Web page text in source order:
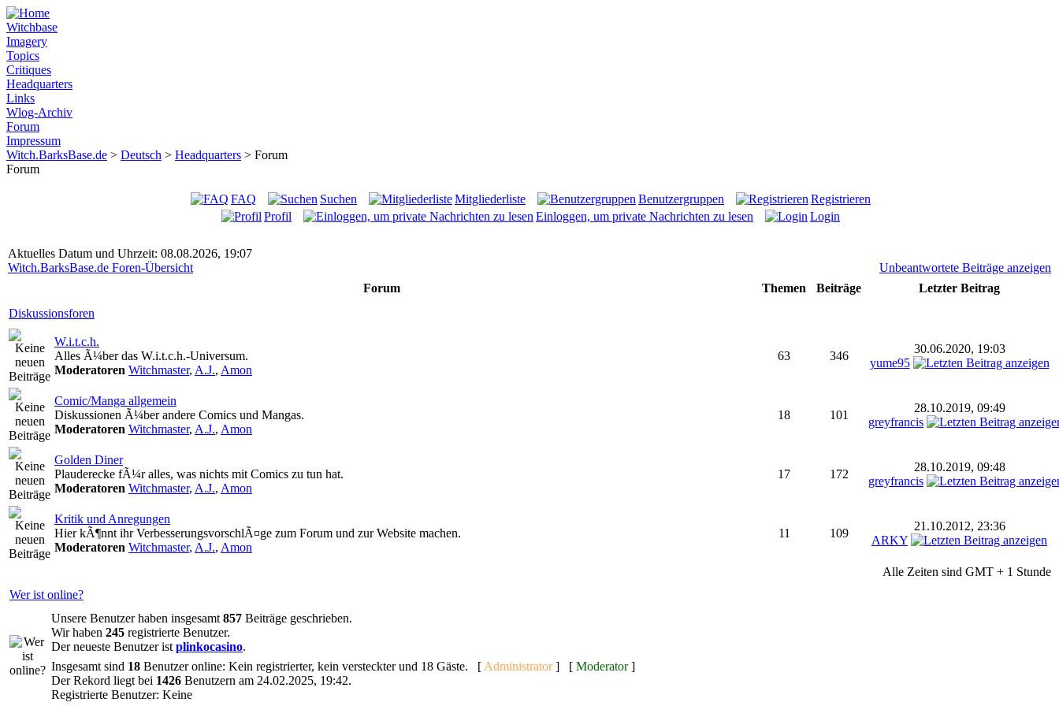
Witchbase
Imagery
Topics
Critiques
Headquarters
Links
Wlog-Archiv
Forum
Impressum
Witch.BarksBase.de > Deutsch > Headquarters > Forum
Forum
FAQ Suchen Mitgliederliste Benutzergruppen
Registrieren
Profil
Einloggen, um private Nachrichten zu lesen Login
Aktuelles Datum und Uhrzeit: 08.08.2026, 19:07
Witch.BarksBase.de Foren-Übersicht
Unbeantwortete Beiträge anzeigen
Forum
Themen Beiträge
Letzter Beitrag
Diskussionsforen
W.i.t.c.h.
Alles Ã¼ber das W.i.t.c.h.-Universum.
Moderatoren Witchmaster, A.J., Amon
63 346
30.06.2020, 19:03
yume95
Comic/Manga allgemein
Diskussionen Ã¼ber andere Comics und Mangas.
Moderatoren Witchmaster, A.J., Amon
18 101
28.10.2019, 09:49
greyfrancis
Golden Diner
Plauderecke fÃ¼r alles, was nichts mit Comics zu tun hat.
Moderatoren Witchmaster, A.J., Amon
17 172
28.10.2019, 09:48
greyfrancis
Kritik und Anregungen
Hier kÃ¶nnt ihr VerbesserungsvorschlÃ¤ge zum Forum und zur Website machen.
Moderatoren Witchmaster, A.J., Amon
11 109
21.10.2012, 23:36
ARKY
Alle Zeiten sind GMT + 1 Stunde
Wer ist online?
Unsere Benutzer haben insgesamt 857 Beiträge geschrieben.
Wir haben 245 registrierte Benutzer.
Der neueste Benutzer ist plinkocasino.
Insgesamt sind 18 Benutzer online: Kein registrierter, kein versteckter und 18 Gäste. [ Administrator] [ Moderator]
Der Rekord liegt bei 1426 Benutzern am 24.02.2025, 19:42.
Registrierte Benutzer: Keine